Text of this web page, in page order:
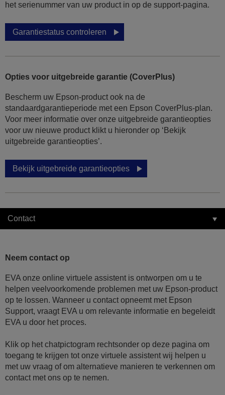
het serienummer van uw product in op de support-pagina.
Garantiestatus controleren
Opties voor uitgebreide garantie (CoverPlus)
Bescherm uw Epson-product ook na de
standaardgarantieperiode met een Epson CoverPlus-plan.
Voor meer informatie over onze uitgebreide garantieopties
voor uw nieuwe product klikt u hieronder op ‘Bekijk
uitgebreide garantieopties’.
Bekijk uitgebreide garantieopties
Contact
Neem contact op
EVA onze online virtuele assistent is ontworpen om u te
helpen veelvoorkomende problemen met uw Epson-product
op te lossen. Wanneer u contact opneemt met Epson
Support, vraagt EVA u om relevante informatie en begeleidt
EVA u door het proces.
Klik op het chatpictogram rechtsonder op deze pagina om
toegang te krijgen tot onze virtuele assistent wij helpen u
met uw vraag of om alternatieve manieren te verkennen om
contact met ons op te nemen.